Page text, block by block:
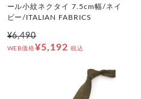
ール小紋ネクタイ 7.5cm幅/ネイ
ビー/ITALIAN FABRICS
¥6,490
WEB価格¥5,192 税込